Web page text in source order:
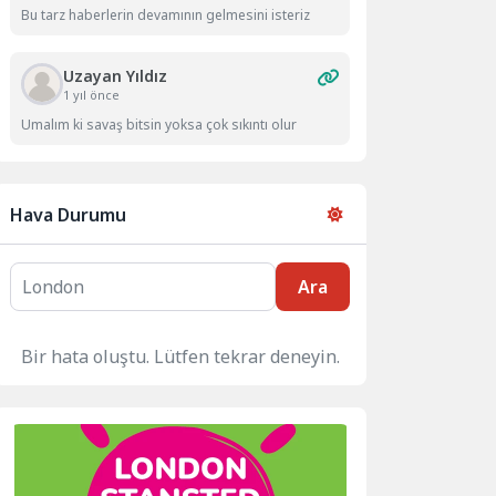
Bu tarz haberlerin devamının gelmesini isteriz
Uzayan Yıldız
1 yıl önce
Umalım ki savaş bitsin yoksa çok sıkıntı olur
Hava Durumu
Ara
Bir hata oluştu. Lütfen tekrar deneyin.